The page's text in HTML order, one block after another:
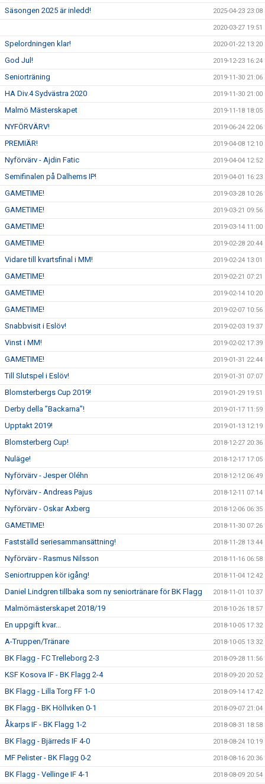
Säsongen 2025 är inledd! 2025-04-23 23:08
2020-03-27 19:51
Spelordningen klar! 2020-01-22 13:20
God Jul! 2019-12-23 16:24
Seniorträning 2019-11-30 21:06
HA Div.4 Sydvästra 2020 2019-11-30 21:00
Malmö Mästerskapet 2019-11-18 18:05
NYFÖRVÄRV! 2019-06-24 22:06
PREMIÄR! 2019-04-08 12:10
Nyförvärv - Ajdin Fatic 2019-04-04 12:52
Semifinalen på Dalhems IP! 2019-04-01 16:23
GAMETIME! 2019-03-28 10:26
GAMETIME! 2019-03-21 09:56
GAMETIME! 2019-03-14 11:00
GAMETIME! 2019-02-28 20:44
Vidare till kvartsfinal i MM! 2019-02-24 13:01
GAMETIME! 2019-02-21 07:21
GAMETIME! 2019-02-14 10:20
GAMETIME! 2019-02-07 10:56
Snabbvisit i Eslöv! 2019-02-03 19:37
Vinst i MM! 2019-02-02 17:39
GAMETIME! 2019-01-31 22:44
Till Slutspel i Eslöv! 2019-01-31 07:07
Blomsterbergs Cup 2019! 2019-01-29 19:51
Derby della ”Backarna”! 2019-01-17 11:59
Upptakt 2019! 2019-01-13 12:19
Blomsterberg Cup! 2018-12-27 20:36
Nuläge! 2018-12-17 17:05
Nyförvärv - Jesper Oléhn 2018-12-12 06:49
Nyförvärv - Andreas Pajus 2018-12-11 07:14
Nyförvärv - Oskar Axberg 2018-12-06 06:35
GAMETIME! 2018-11-30 07:26
Fastställd seriesammansättning! 2018-11-28 13:44
Nyförvärv - Rasmus Nilsson 2018-11-16 06:58
Seniortruppen kör igång! 2018-11-04 12:42
Daniel Lindgren tillbaka som ny seniortränare för BK Flagg 2018-11-01 10:37
Malmömästerskapet 2018/19 2018-10-26 18:57
En uppgift kvar... 2018-10-05 17:32
A-Truppen/Tränare 2018-10-05 13:32
BK Flagg - FC Trelleborg 2-3 2018-09-28 11:56
KSF Kosova IF - BK Flagg 2-4 2018-09-20 20:52
BK Flagg - Lilla Torg FF 1-0 2018-09-14 17:42
BK Flagg - BK Höllviken 0-1 2018-09-07 21:04
Åkarps IF - BK Flagg 1-2 2018-08-31 18:58
BK Flagg - Bjärreds IF 4-0 2018-08-24 10:19
MF Pelister - BK Flagg 0-2 2018-08-16 20:36
BK Flagg - Vellinge IF 4-1 2018-08-09 20:54